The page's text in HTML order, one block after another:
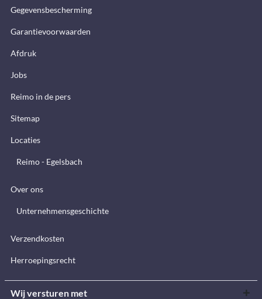
Gegevensbescherming
Garantievoorwaarden
Afdruk
Jobs
Reimo in de pers
Sitemap
Locaties
Reimo - Egelsbach
Over ons
Unternehmensgeschichte
Verzendkosten
Herroepingsrecht
Wij versturen met